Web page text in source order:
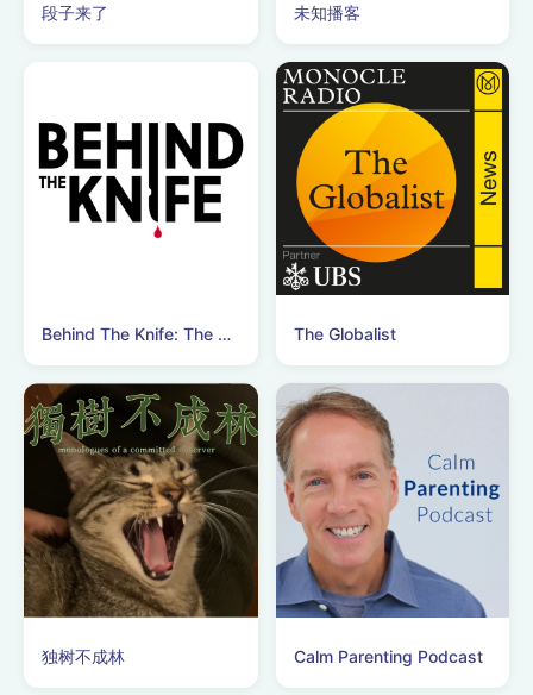
段子来了 未知播客
Behind The Knife: The Surgery Podcast The Globalist
独树不成林 Calm Parenting Podcast